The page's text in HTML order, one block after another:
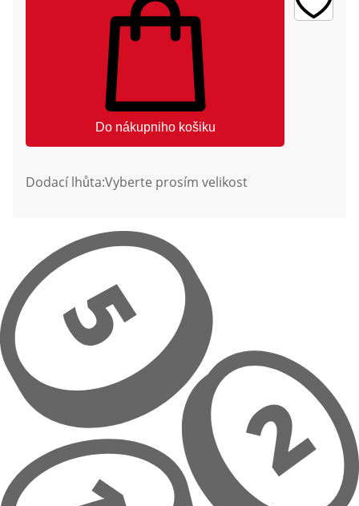
Do nákupniho košiku
Dodací lhůta:Vyberte prosím velikost